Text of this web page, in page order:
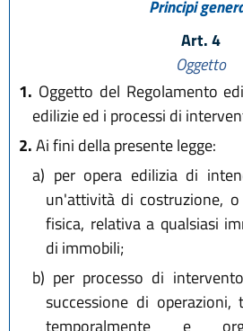
Principi
Art. 4
Oggetto
1. Oggetto del Regolamento
edilizie ed i processi di
2.Ai fini della presente legge:
a) per opera edilizia di
un'attività di costruzione,
fisica, relativa a qualsiasi
di immobili;
b) per processo di
successione di
temporalmente e